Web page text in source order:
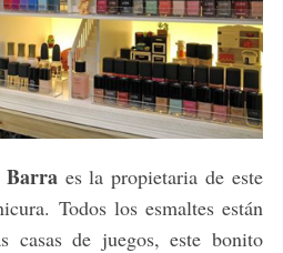
Barraes la propietaria de este
Todos los esmaltes están
casas de juegos, este bonito